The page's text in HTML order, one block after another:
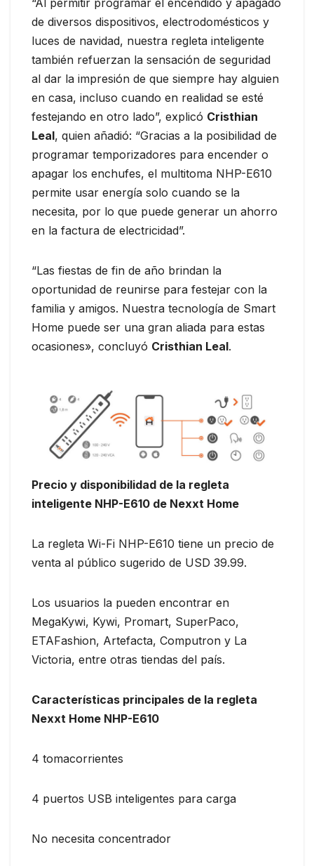
“Al permitir programar el encendido y apagado
de diversos dispositivos, electrodomésticos y
luces de navidad, nuestra regleta inteligente
también refuerzan la sensación de seguridad
al dar la impresión de que siempre hay alguien
en casa, incluso cuando en realidad se esté
festejando en otro lado”, explicó Cristhian
Leal, quien añadió: “Gracias a la posibilidad de
programar temporizadores para encender o
apagar los enchufes, el multitoma NHP-E610
permite usar energía solo cuando se la
necesita, por lo que puede generar un ahorro
en la factura de electricidad”.
“Las fiestas de fin de año brindan la
oportunidad de reunirse para festejar con la
familia y amigos. Nuestra tecnología de Smart
Home puede ser una gran aliada para estas
ocasiones», concluyó Cristhian Leal.
Precio y disponibilidad de la regleta
inteligente NHP-E610 de Nexxt Home
La regleta Wi-Fi NHP-E610 tiene un precio de
venta al público sugerido de USD 39.99.
Los usuarios la pueden encontrar en
MegaKywi, Kywi, Promart, SuperPaco,
ETAFashion, Artefacta, Computron y La
Victoria, entre otras tiendas del país.
Características principales de la regleta
Nexxt Home NHP-E610
4 tomacorrientes
4 puertos USB inteligentes para carga
No necesita concentrador